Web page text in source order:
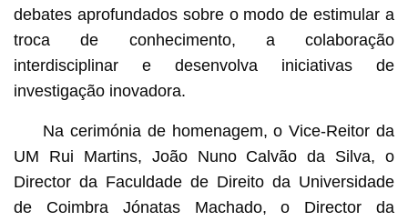
debates aprofundados sobre o modo de estimular a
troca de conhecimento, a colaboração
interdisciplinar e desenvolva iniciativas de
investigação inovadora.
Na cerimónia de homenagem, o Vice-Reitor da
UM Rui Martins, João Nuno Calvão da Silva, o
Director da Faculdade de Direito da Universidade
de Coimbra Jónatas Machado, o Director da